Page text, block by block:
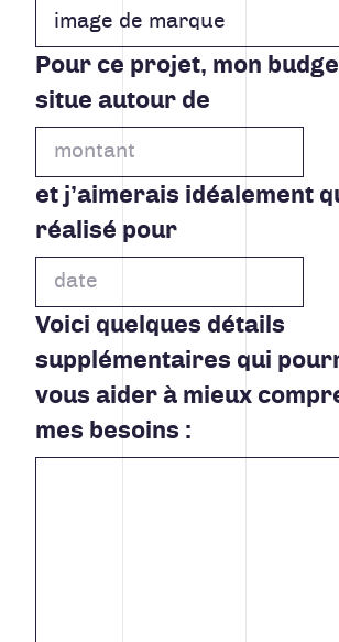
Pour ce projet, mon
situe autour de
et j’aimerais idéalement
réalisé pour
Voici quelques détails
supplémentaires qui
vous aider à mieux
mes besoins :